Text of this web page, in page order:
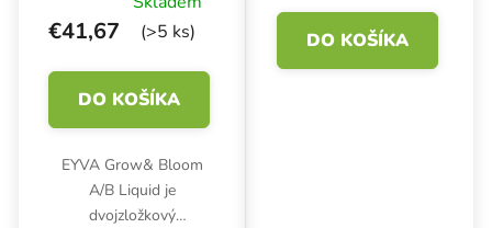
(>5 ks)
€41,67
DO KOŠÍKA
EYVA Grow& Bloom
A/B Liquid je
dvojzložkový
DO KOŠÍKA